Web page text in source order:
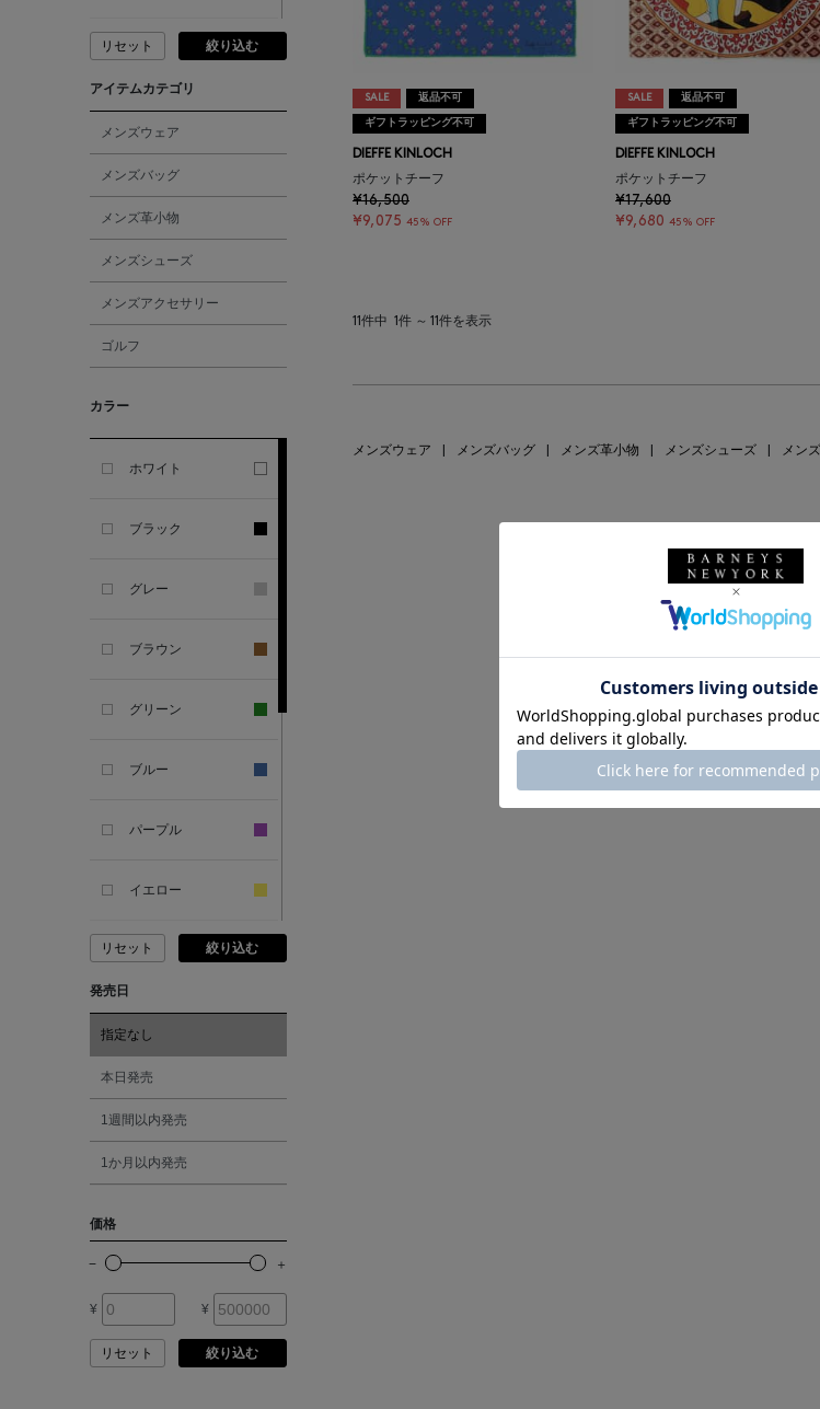
ADVISORY BOARD
AESOP
ALBERT THURSTON
ALESSANDRO
SANDAL
ANDERSONS
ANTIPAST
ANYA HINDMARCH
ARCS LONDON
ARIANNA
ASAUCE MELER
ATELIER AMBOISE
リセット 絞り込む
アイテムカテゴリ
メンズウェア
メンズバッグ
メンズ革小物
メンズシューズ
メンズアクセサリー
ゴルフ
カラー
ホワイト
ブラック
グレー
ブラウン
グリーン
ブルー
パープル
イエロー
ピンク
レッド
オレンジ
シルバー
リセット 絞り込む
発売日
指定なし
本日発売
1週間以内発売
1か月以内発売
価格
¥ ¥
リセット 絞り込む
SALE 返品不可
ギフトラッピング不可
DIEFFE KINLOCH
ポケットチーフ
¥16,500
¥9,075 45% OFF
SALE 返品不可
ギフトラッピング不可
DIEFFE KINLOCH
ポケットチーフ
¥17,600
¥9,680 45% OFF
11件中 1件 ～ 11件を表示
メンズウェア メンズバッグ メンズ革小物 メンズシューズ メン